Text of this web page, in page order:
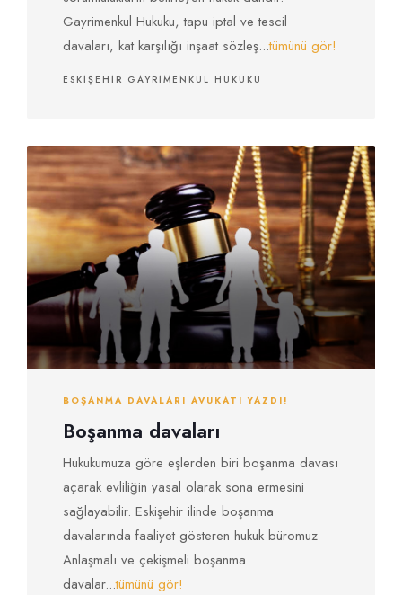
Gayrimenkul Hukuku, tapu iptal ve tescil
davaları, kat karşılığı inşaat sözleş...tümünü gör!
ESKIŞEHIR GAYRIMENKUL HUKUKU
BOŞANMA DAVALARI AVUKATI YAZDI!
Boşanma davaları
Hukukumuza göre eşlerden biri boşanma davası
açarak evliliğin yasal olarak sona ermesini
sağlayabilir. Eskişehir ilinde boşanma
davalarında faaliyet gösteren hukuk büromuz
Anlaşmalı ve çekişmeli boşanma
davalar...tümünü gör!